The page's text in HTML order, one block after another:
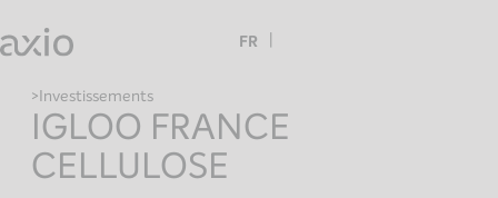
to
content
FR
Investissements
IGLOO FRANCE
CELLULOSE